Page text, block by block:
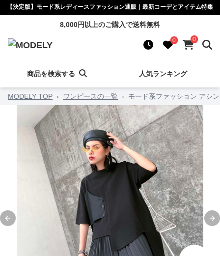
【決定版】モード系レディースファッション通販｜最新コーデとアイテム特集
8,000円以上のご購入で送料無料
0 0
商品を検索する 人気ランキング
MODELY TOP › ワンピースの一覧 › モード系ファッション アシ
Previous slide